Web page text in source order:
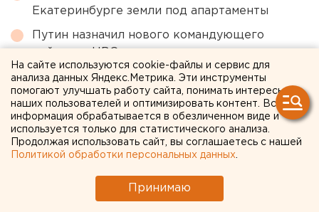
Екатеринбурге земли под апартаменты
Путин назначил нового командующего
Приложение УБРиР возобновило работу
Ракетная опасность угрожает Челябинской
области
Исторический центр Оренбурга застроят по
КРТ, а история с небоскребами — на паузе
На сайте используются cookie-файлы и сервис для
анализа данных Яндекс.Метрика. Эти инструменты
помогают улучшать работу сайта, понимать интересы
наших пользователей и оптимизировать контент. Вся
информация обрабатывается в обезличенном виде и
используется только для статистического анализа.
Продолжая использовать сайт, вы соглашаетесь с нашей
Политикой обработки персональных данных
Принимаю